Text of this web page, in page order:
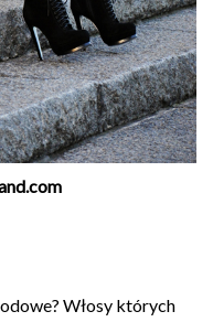
Włosy których